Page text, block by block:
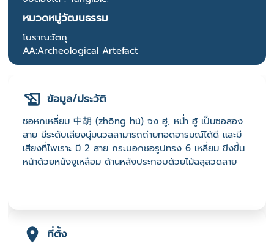
หมวดหมู่วัฒนธรรม
โบราณวัตถุ
AA:Archeological Artefact
ข้อมูล/ประวัติ
ซอหกเหลี่ยม 中胡 (zhōng hú) จง ฮู่, หน่ำ ฮู้ เป็นซอสอง
สาย มีระดับเสียงนุ่มนวลสามารถถ่ายทอดอารมณ์ได้ดี และมี
เสียงที่ไพเราะ มี 2 สาย กระบอกซอรูปทรง 6 เหลี่ยม ขึงขึ้น
หน้าด้วยหนังงูเหลือม ด้านหลังประกอบด้วยไม้ฉลุลวดลาย
ที่ตั้ง